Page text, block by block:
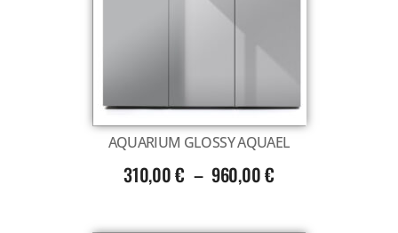
AQUARIUM GLOSSY AQUAEL
310,00€ – 960,00€